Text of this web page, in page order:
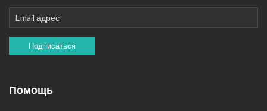
Подписаться
Помощь